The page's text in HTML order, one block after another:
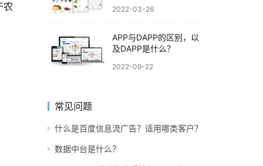
农
2022-03-26
APP与DAPP的区别，以
及DAPP是什么？
2022-09-22
常见问题
什么是百度信息流广告？适用哪类客户？
数据中台是什么？